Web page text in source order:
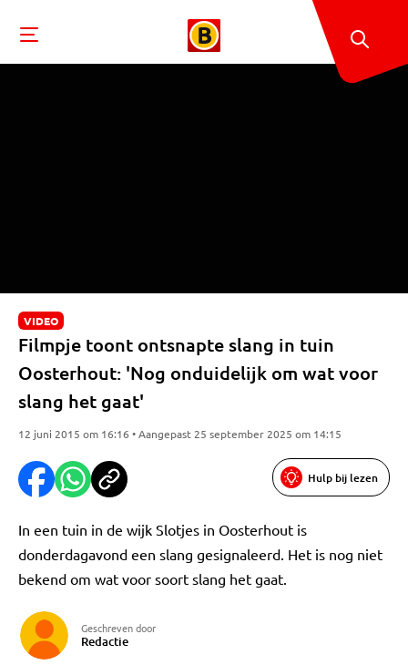
VIDEO
Filmpje toont ontsnapte slang in tuin
Oosterhout: 'Nog onduidelijk om wat voor
slang het gaat'
12 juni 2015 om 16:16 • Aangepast 25 september 2025 om 14:15
Hulp bij lezen
In een tuin in de wijk Slotjes in Oosterhout is
donderdagavond een slang gesignaleerd. Het is nog niet
bekend om wat voor soort slang het gaat.
Geschreven door
Redactie